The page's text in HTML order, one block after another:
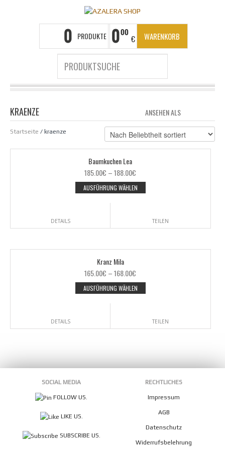
0 PRODUKTE 000
€ WARENKORB
KRAENZE ANSEHEN ALS
Startseite / kraenze
Baumkuchen Lea
185.00€ –188.00€
AUSFÜHRUNG WÄHLEN
DETAILS TEILEN
Kranz Mila
165.00€ –168.00€
AUSFÜHRUNG WÄHLEN
DETAILS TEILEN
SOCIAL MEDIA
FOLLOW US.
LIKE US.
SUBSCRIBE US.
RECHTLICHES
Impressum
AGB
Datenschutz
Widerrufsbelehrung